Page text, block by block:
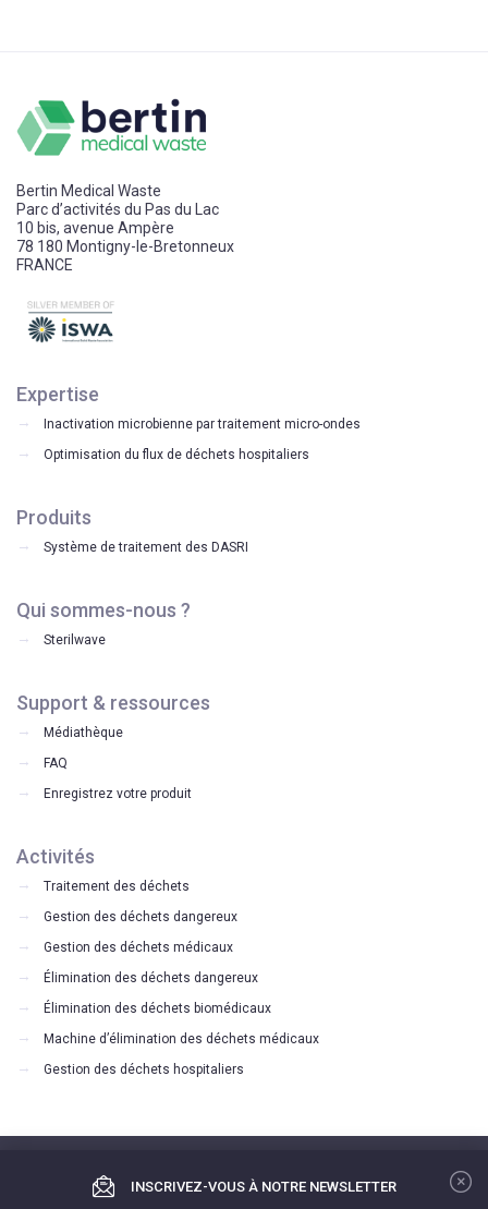
Bertin Medical Waste
Parc d’activités du Pas du Lac
10 bis, avenue Ampère
78 180 Montigny-le-Bretonneux
FRANCE
Expertise
Inactivation microbienne par traitement micro-ondes
Optimisation du flux de déchets hospitaliers
Produits
Système de traitement des DASRI
Qui sommes-nous ?
Sterilwave
Support & ressources
Médiathèque
FAQ
Enregistrez votre produit
Activités
Traitement des déchets
Gestion des déchets dangereux
Gestion des déchets médicaux
Élimination des déchets dangereux
Élimination des déchets biomédicaux
Machine d’élimination des déchets médicaux
Gestion des déchets hospitaliers
Copyright © 2018 BERTIN MEDICAL WASTE. Tous droits réservés.
Mentions légales.
INSCRIVEZ-VOUS À NOTRE NEWSLETTER